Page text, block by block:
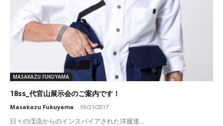
MASAKAZU FUKUYAMA
18ss_代官山展示会のご案内です！
Masakazu Fukuyama - 09/21/2017
日々の渓流からのインスパイアされた洋服達...